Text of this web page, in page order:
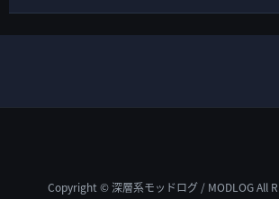
Copyright © 深層系モッドログ / MODLOG All